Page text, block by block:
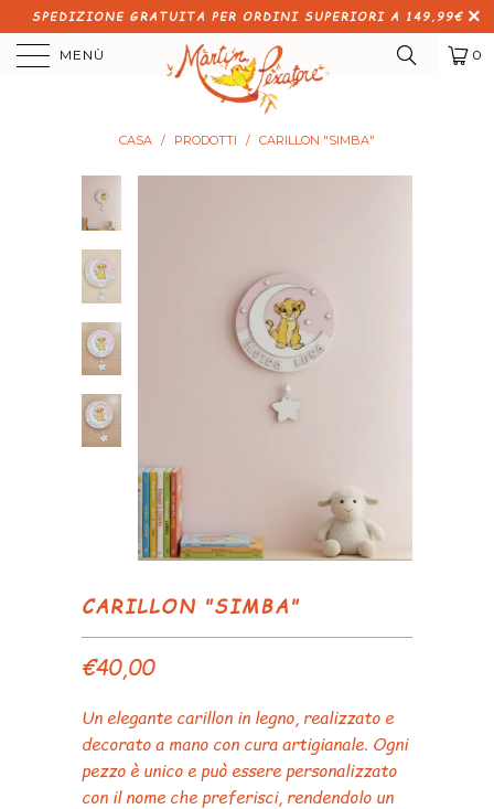
SPEDIZIONE GRATUITA PER ORDINI SUPERIORI A 149,99€
MENÙ 0
CASA / PRODOTTI / CARILLON "SIMBA"
CARILLON "SIMBA"
€40,00
Un elegante carillon in legno, realizzato e
decorato a mano con cura artigianale. Ogni
pezzo è unico e può essere personalizzato
con il nome che preferisci, rendendolo un